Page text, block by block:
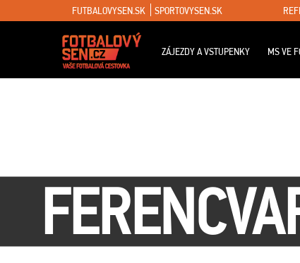
FUTBALOVYSEN.SK SPORTOVYSEN.SK
ZÁJEZDY A VSTUPENKY MS VE